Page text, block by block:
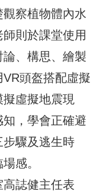
察植物體內水
則於課堂使用
、構思、繪製
頭盔搭配虛擬
虛擬地震現
，學會正確避
驟及逃生時
感。
誌健主任表